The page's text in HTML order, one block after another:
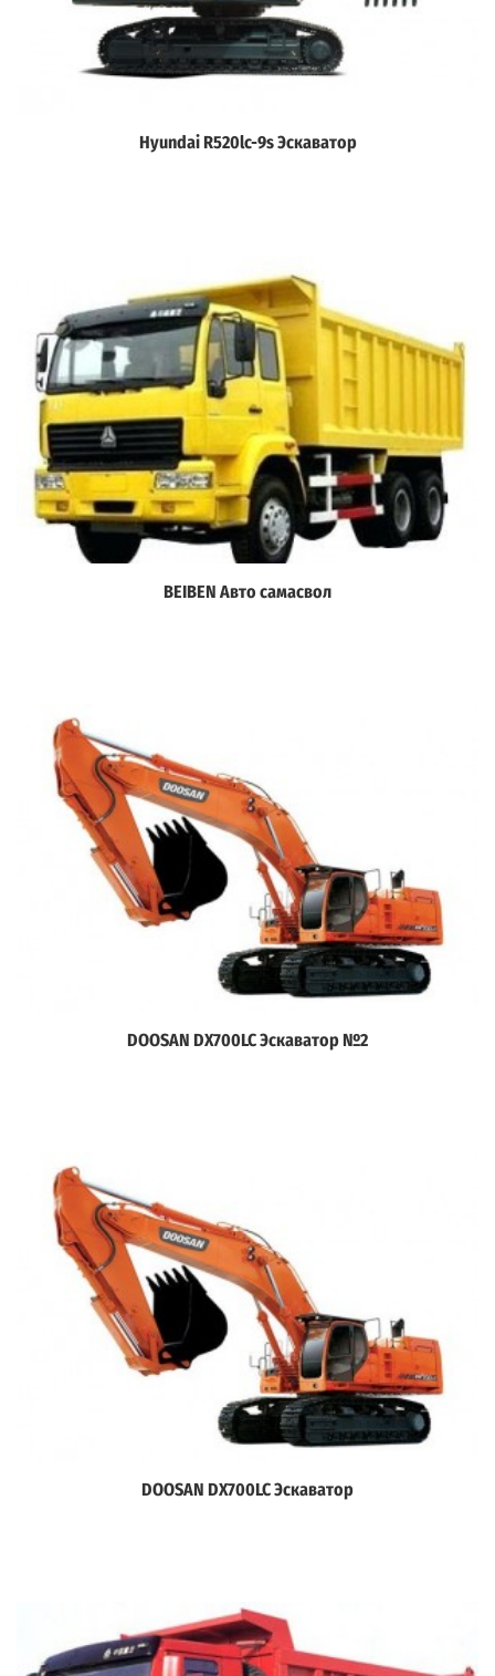
Дэлгэрэнгүй
Hyundai R520lc-9s Эскаватор
Дэлгэрэнгүй
BEIBEN Авто самасвол
Дэлгэрэнгүй
DOOSAN DX700LC Эскаватор №2
Дэлгэрэнгүй
DOOSAN DX700LC Эскаватор